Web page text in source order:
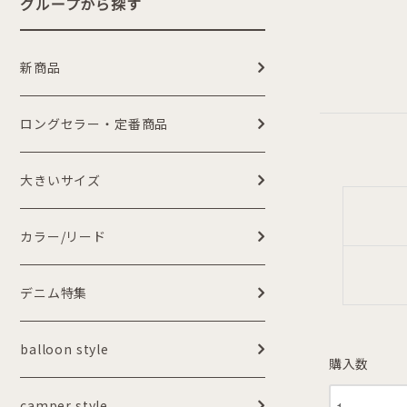
新商品
ロングセラー・定番商品
大きいサイズ
カラー/リード
デニム特集
balloon style
購入数